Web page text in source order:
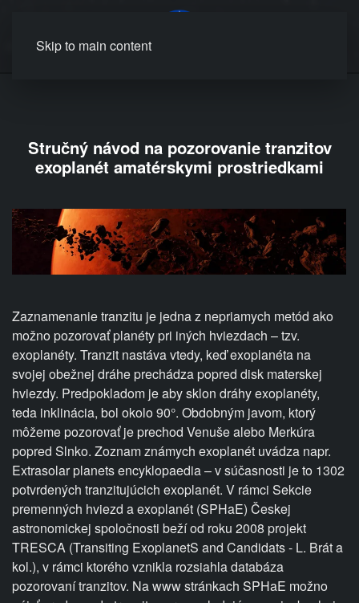
Skip to main content
Stručný návod na pozorovanie tranzitov
exoplanét amatérskymi prostriedkami
Zaznamenanie tranzitu je jedna z nepriamych metód ako
možno pozorovať planéty pri iných hviezdach – tzv.
exoplanéty. Tranzit nastáva vtedy, keď exoplanéta na
svojej obežnej dráhe prechádza popred disk materskej
hviezdy. Predpokladom je aby sklon dráhy exoplanéty,
teda inklinácia, bol okolo 90°. Obdobným javom, ktorý
môžeme pozorovať je prechod Venuše alebo Merkúra
popred Slnko. Zoznam známych exoplanét uvádza napr.
Extrasolar planets encyklopaedia – v súčasnosti je to 1302
potvrdených tranzitujúcich exoplanét. V rámci Sekcie
premenných hviezd a exoplanét (SPHaE) Českej
astronomickej spoločnosti beží od roku 2008 projekt
TRESCA (Transiting ExoplanetS and Candidats - L. Brát a
kol.), v rámci ktorého vznikla rozsiahla databáza
pozorovaní tranzitov. Na www stránkach SPHaE možno